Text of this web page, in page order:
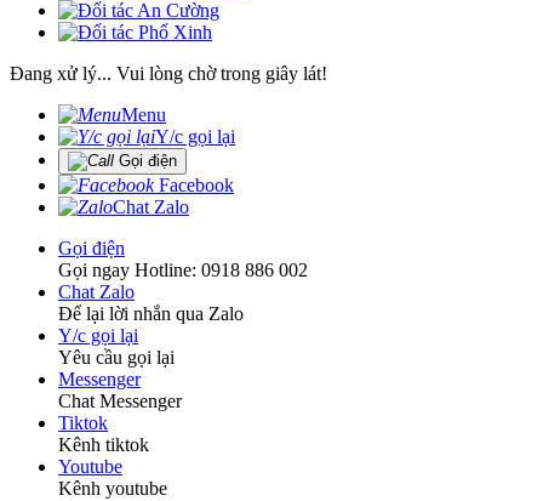
Đang xử lý... Vui lòng chờ trong giây lát!
Menu
Y/c gọi lại
Gọi điện
Facebook
Chat Zalo
Gọi điện
Gọi ngay Hotline: 0918 886 002
Chat Zalo
Để lại lời nhắn qua Zalo
Y/c gọi lại
Yêu cầu gọi lại
Messenger
Chat Messenger
Tiktok
Kênh tiktok
Youtube
Kênh youtube